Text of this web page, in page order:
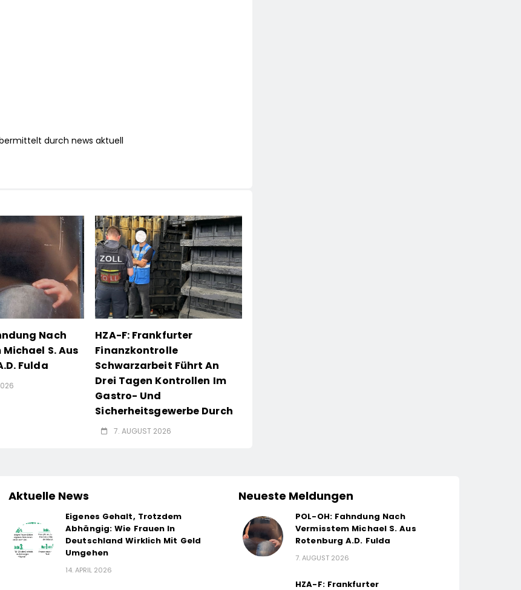
durch news aktuell
Nach
S. Aus
Fulda
HZA-F: Frankfurter
Finanzkontrolle
Schwarzarbeit Führt An
Drei Tagen Kontrollen Im
Gastro- Und
Sicherheitsgewerbe Durch
7. AUGUST 2026
Aktuelle News
Eigenes Gehalt, Trotzdem
Abhängig: Wie Frauen In
Deutschland Wirklich Mit Geld
Umgehen
14. APRIL 2026
Neueste Meldungen
POL-OH: Fahndung Nach
Vermisstem Michael S. Aus
Rotenburg A.d. Fulda
7. AUGUST 2026
HZA-F: Frankfurter